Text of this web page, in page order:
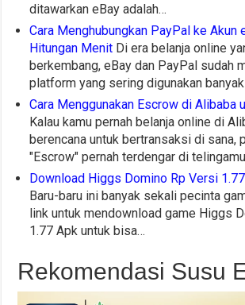
ditawarkan eBay adalah…
Cara Menghubungkan PayPal ke Akun
Hitungan Menit Di era belanja online
berkembang, eBay dan PayPal sudah
platform yang sering digunakan
Cara Menggunakan Escrow di Alibaba
Kalau kamu pernah belanja online di
berencana untuk bertransaksi di sana,
"Escrow" pernah terdengar di
Download Higgs Domino Rp Versi
Baru-baru ini banyak sekali pecinta
link untuk mendownload game Higgs
1.77 Apk untuk bisa…
Rekomendasi Susu